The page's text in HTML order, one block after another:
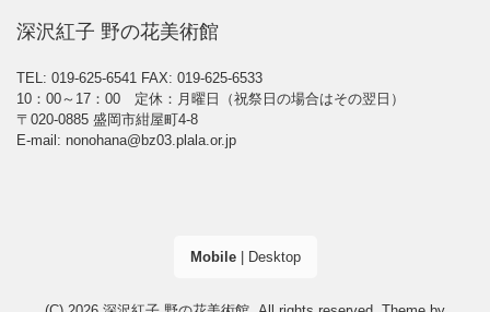
深沢紅子 野の花美術館
TEL: 019-625-6541 FAX: 019-625-6533
10：00～17：00 定休：月曜日（祝祭日の場合はその翌日）
〒020-0885 盛岡市紺屋町4-8
E-mail: nonohana@bz03.plala.or.jp
Mobile| Desktop